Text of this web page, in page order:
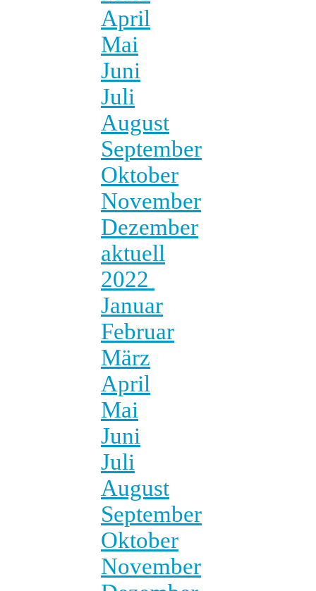
April
Mai
Juni
Juli
August
September
Oktober
November
Dezember
aktuell
2022
Januar
Februar
März
April
Mai
Juni
Juli
August
September
Oktober
November